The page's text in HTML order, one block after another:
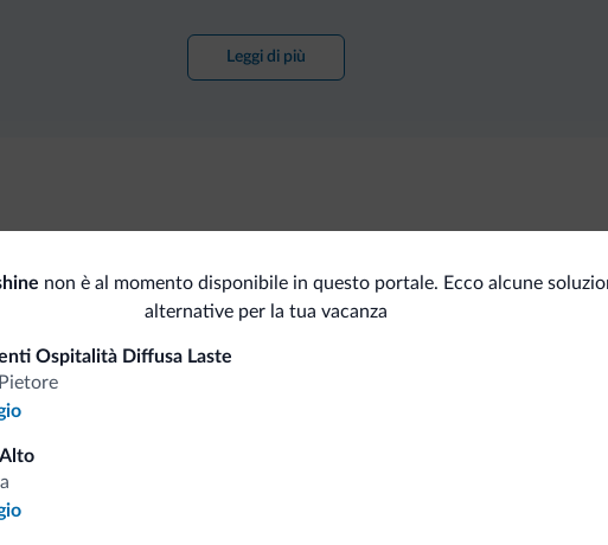
il Sunshine Hotel dista 400 metri dalla fermata dell'autobus più
Leggi di più
Sauna
Accessibilità
Deposito sci
Cassetta di
non è al momento disponibile in questo portale. Ecco alcune
alternative per la tua vacanza
Ospitalità Diffusa Laste